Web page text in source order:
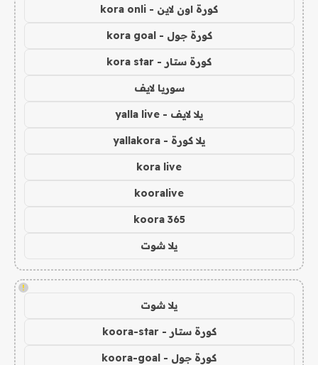
كورة اون لاين - kora onli
كورة جول - kora goal
كورة ستار - kora star
سوريا لايف
يلا لايف - yalla live
يلا كورة - yallakora
kora live
kooralive
koora 365
يلا شوت
!
يلا شوت
كورة ستار - koora-star
كورة جول - koora-goal